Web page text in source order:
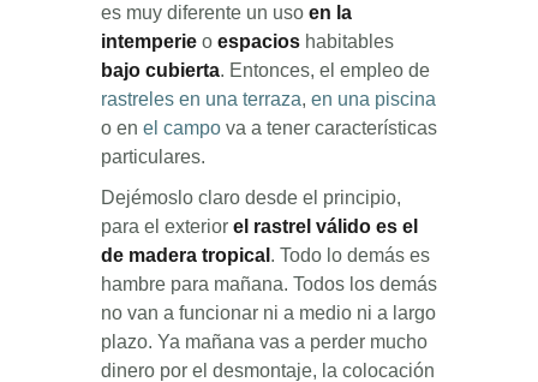
es muy diferente un uso en la
intemperie o espacios habitables
bajo cubierta. Entonces, el empleo de
rastreles en una terraza, en una piscina
o en el campo va a tener características
particulares.
Dejémoslo claro desde el principio,
para el exterior el rastrel válido es el
de madera tropical . Todo lo demás es
hambre para mañana. Todos los demás
no van a funcionar ni a medio ni a largo
plazo. Ya mañana vas a perder mucho
dinero por el desmontaje, la colocación